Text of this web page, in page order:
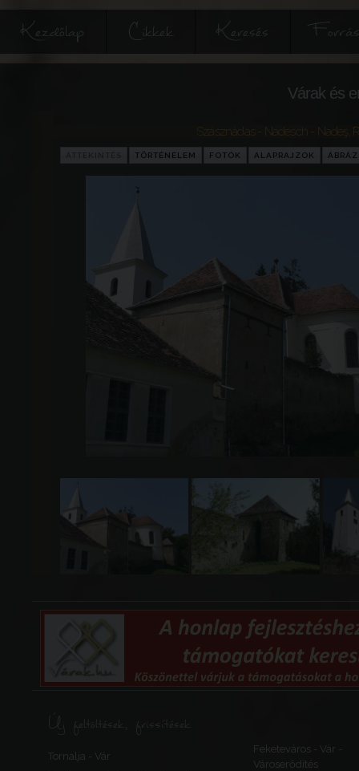
Kezdőlap Cikkek Keresés
Várak és
Szásznádas - Nadesch - Nadeş
TÖRTÉNELEM FOTÓK ALAPRAJZOK
Új feltöltések, frissítések
Tornalja - Vár
Feketeváros - Vár -
Városerődítés